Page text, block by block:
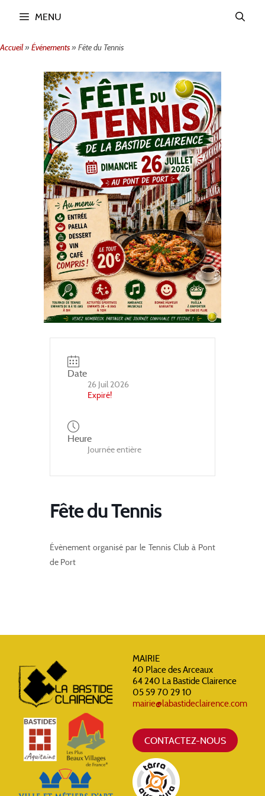
MENU
Accueil» Événements» Fête du Tennis
Date
26 Juil 2026
Expiré!
Heure
Journée entière
Fête du Tennis
Évènement organisé par le Tennis Club à Pont
de Port
MAIRIE
40 Place des Arceaux
64 240 La Bastide Clairence
05 59 70 29 10
mairie@labastideclairence.com
CONTACTEZ-NOUS